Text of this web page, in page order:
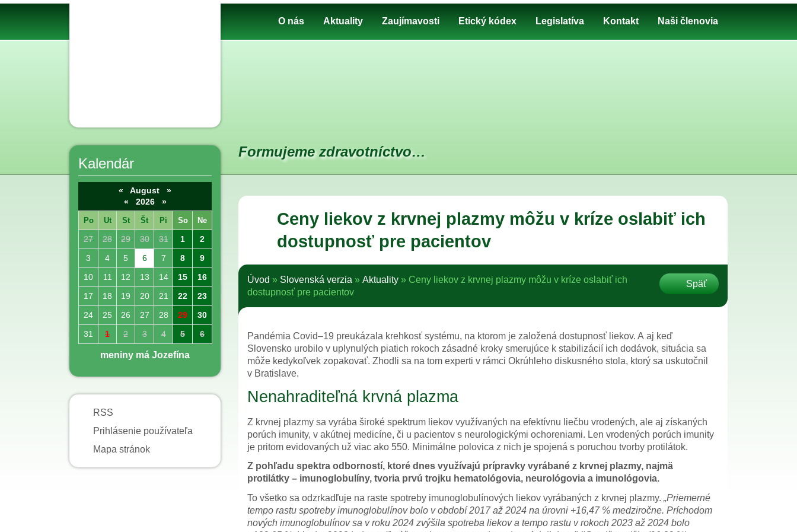
Formujeme zdravotníctvo…
O nás Aktuality Zaujímavosti Etický kódex Legislatíva Kontakt Naši členovia
Kalendár
« August
»
«
2026 »
Po Ut St Št Pi So Ne
27 28 29 30 31 1
2
3
4 5 6 7 8
9
10
11 12 13 14 15
16
17
18 19 20 21 22
23
24
25 26 27 28 29
30
31
1 2 3 4 5 6
meniny má Jozefína
RSS
Prihlásenie používateľa
Mapa stránok
Ceny liekov z krvnej plazmy môžu v kríze oslabiť ich
dostupnosť pre pacientov
Späť
Úvod » Slovenská verzia » Aktuality » Ceny liekov z krvnej plazmy môžu v kríze oslabiť ich
dostupnosť pre pacientov
Pandémia Covid–19 preukázala krehkosť systému, na ktorom je založená dostupnosť liekov. A aj keď
Slovensko urobilo v uplynulých piatich rokoch zásadné kroky smerujúce k stabilizácií ich dodávok, situácia sa
môže kedykoľvek zopakovať. Zhodli sa na tom experti v rámci Okrúhleho diskusného stola, ktorý sa uskutočnil
v Bratislave.
Nenahraditeľná krvná plazma
Z krvnej plazmy sa vyrába široké spektrum liekov využívaných na efektívnu liečbu vrodených, ale aj získaných
porúch imunity, v akútnej medicíne, či u pacientov s neurologickými ochoreniami. Len vrodených porúch imunity
je pritom evidovaných už viac ako 550. Minimálne polovica z nich je spojená s poruchou tvorby protilátok.
Z pohľadu spektra odborností, ktoré dnes využívajú prípravky vyrábané z krvnej plazmy, najmä
protilátky – imunoglobulíny, tvoria prvú trojku hematológovia, neurológovia a imunológovia.
To všetko sa odzrkadľuje na raste spotreby imunoglobulínových liekov vyrábaných z krvnej plazmy. „Priemerné
tempo rastu spotreby imunoglobulínov bolo v období 2017 až 2024 na úrovni +16,47 % medziročne. Príchodom
nových imunoglobulínov sa v roku 2024 zvýšila spotreba liekov a tempo rastu v rokoch 2023 až 2024 bolo